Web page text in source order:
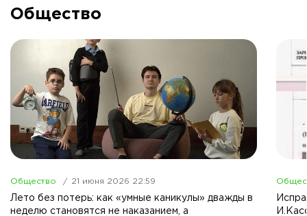
Общество
Общество 21 июня 2026 22:59
Лето без потерь: как «умные каникулы» дважды в
неделю становятся не наказанием, а